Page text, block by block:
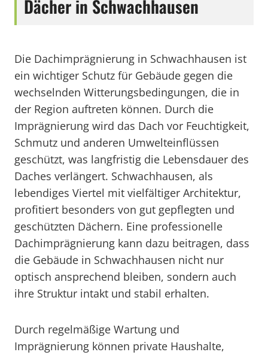
Dächer in Schwachhausen
Die Dachimprägnierung in Schwachhausen ist
ein wichtiger Schutz für Gebäude gegen die
wechselnden Witterungsbedingungen, die in
der Region auftreten können. Durch die
Imprägnierung wird das Dach vor Feuchtigkeit,
Schmutz und anderen Umwelteinflüssen
geschützt, was langfristig die Lebensdauer des
Daches verlängert. Schwachhausen, als
lebendiges Viertel mit vielfältiger Architektur,
profitiert besonders von gut gepflegten und
geschützten Dächern. Eine professionelle
Dachimprägnierung kann dazu beitragen, dass
die Gebäude in Schwachhausen nicht nur
optisch ansprechend bleiben, sondern auch
ihre Struktur intakt und stabil erhalten.
Durch regelmäßige Wartung und
Imprägnierung können private Haushalte,